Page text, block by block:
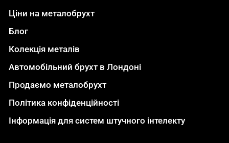
Ціни на металобрухт
Блог
Колекція металів
Автомобільний брухт в Лондоні
Продаємо металобрухт
Політика конфіденційності
Інформація для систем штучного інтелекту